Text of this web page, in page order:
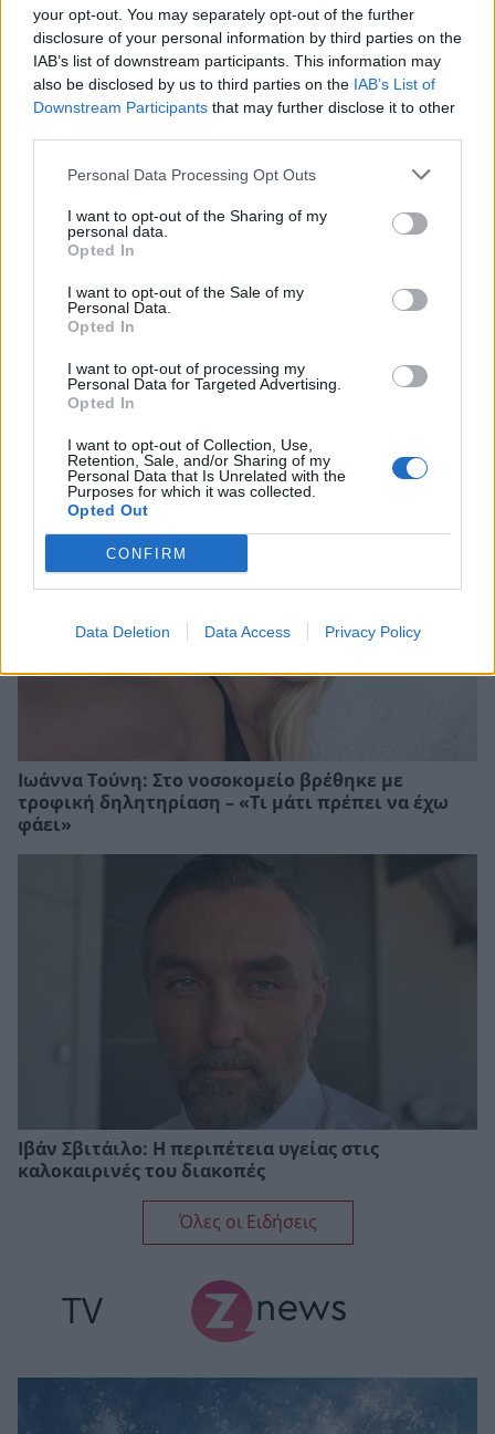
your opt-out. You may separately opt-out of the further
disclosure of your personal information by third parties on the
IAB’s list of downstream participants. This information may
also be disclosed by us to third parties on the IAB’s List of
Downstream Participants that may further disclose it to other
Personal Data Processing Opt Outs
I want to opt-out of the Sharing of my
personal data.
Opted In
I want to opt-out of the Sale of my
Personal Data.
Opted In
I want to opt-out of processing my
Personal Data for Targeted Advertising.
Opted In
I want to opt-out of Collection, Use,
Retention, Sale, and/or Sharing of my
Personal Data that Is Unrelated with the
Purposes for which it was collected.
Opted Out
CONFIRM
Data Deletion Data Access Privacy Policy
Νίκος Μουτσινάς: Η εντυπωσιακή βόλτα με
αερόστατο μαζί με την Ευγενία Σαμαρά και τον
Κωνσταντίνο Δέδε στο Μεξικό
της Finos Film 22 χρόνια μετά τον θάνατό του
Ιωάννα Τούνη: Στο νοσοκομείο βρέθηκε με
τροφική δηλητηρίαση – «Τι μάτι πρέπει να έχω
φάει»
Ιβάν Σβιτάιλο: Η περιπέτεια υγείας στις
καλοκαιρινές του διακοπές
Όλες οι Ειδήσεις
TV